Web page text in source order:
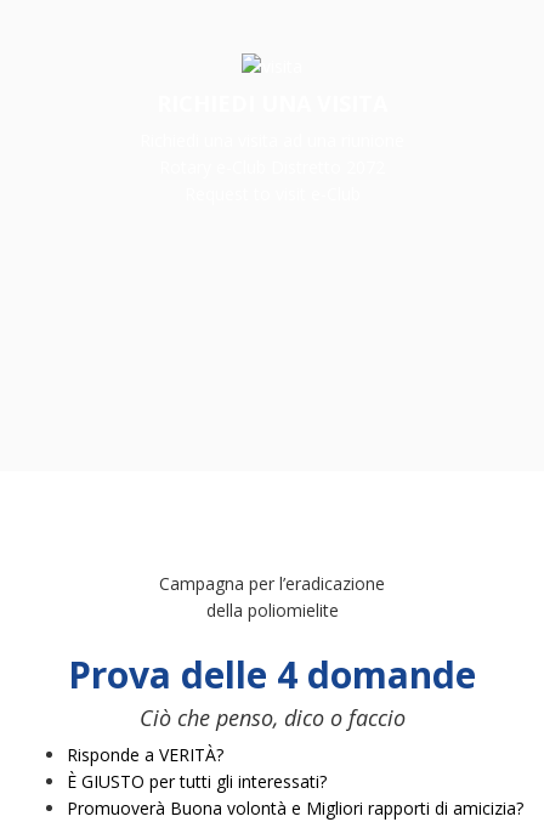
Campagna per l’eradicazione
della poliomielite
Prova delle 4 domande
Ciò che penso, dico o faccio
Risponde a VERITÀ?
È GIUSTO per tutti gli interessati?
Promuoverà Buona volontà e Migliori rapporti di amicizia?